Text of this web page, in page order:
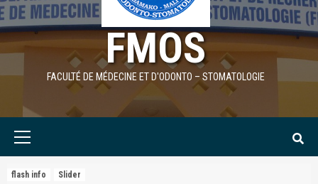
FMOS
FACULTÉ DE MÉDECINE ET D'ODONTO – STOMATOLOGIE
flash info Slider